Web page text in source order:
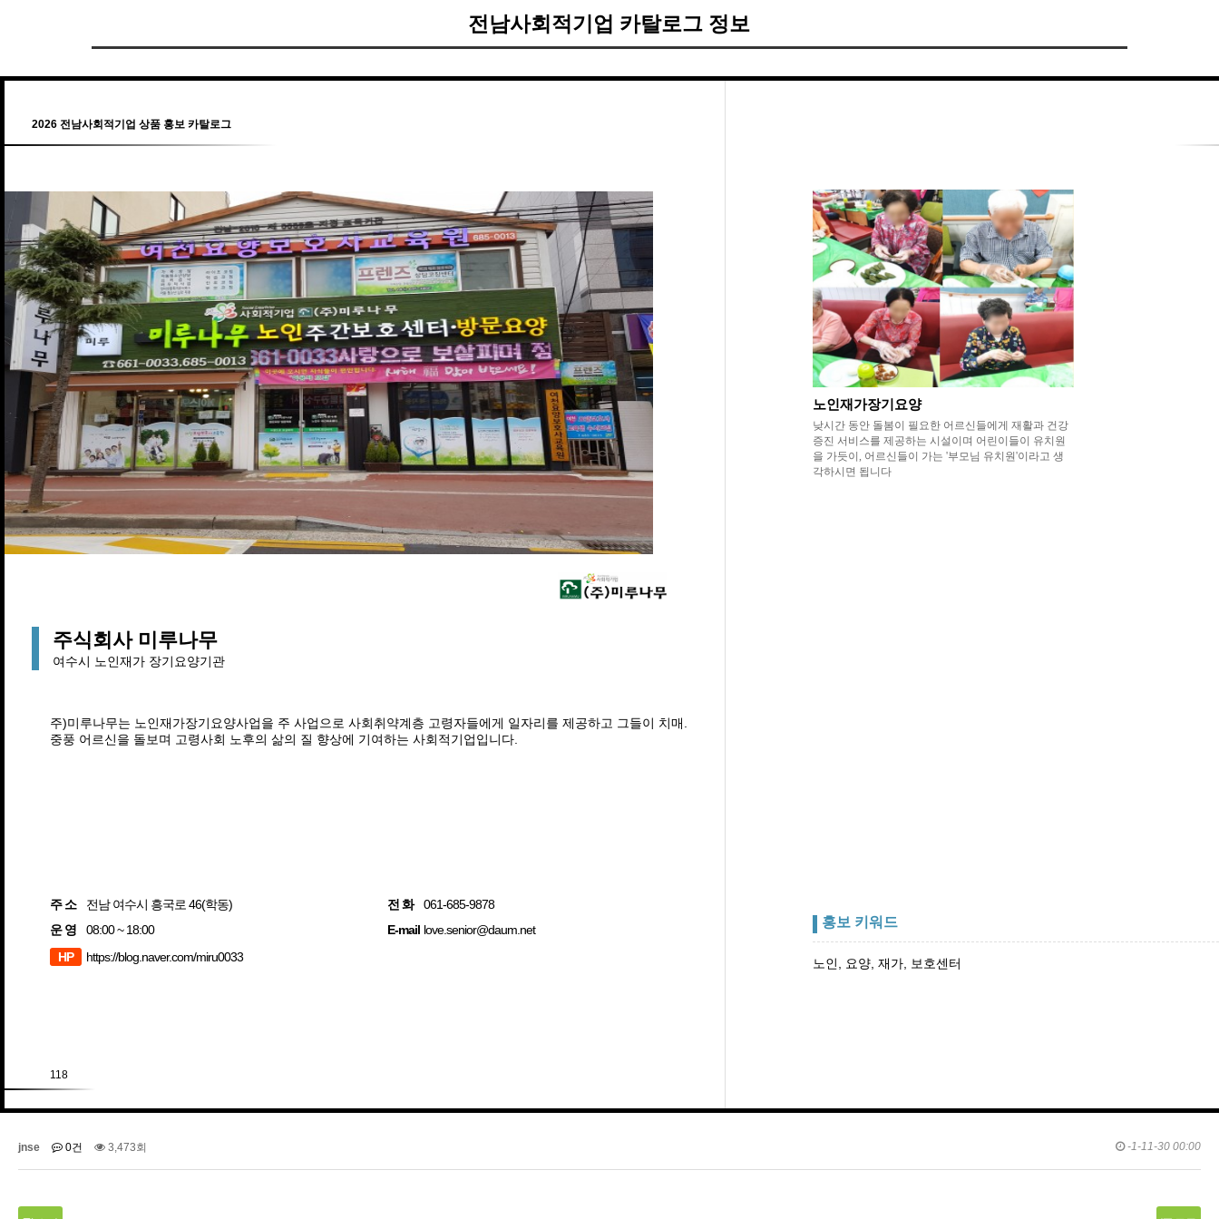
전남사회적기업 카탈로그 정보
2026 전남사회적기업 상품 홍보 카탈로그
주식회사 미루나무
여수시 노인재가 장기요양기관
주)미루나무는 노인재가장기요양사업을 주 사업으로 사회취약계층 고령자들에게 일자리를 제공하고 그들이 치매.
중풍 어르신을 돌보며 고령사회 노후의 삶의 질 향상에 기여하는 사회적기업입니다.
주 소
전남 여수시 흥국로 46(학동)
운 영
08:00 ~ 18:00
HP
https://blog.naver.com/miru0033
전 화
061-685-9878
E-mail love.senior@daum.net
118
노인재가장기요양
낮시간 동안 돌봄이 필요한 어르신 들에게 재활과 건강
증진 서비스를 제공하는 시설이며 어린이들이 유치원
을 가듯이, 어르신들이 가는 '부모님 유치원'이라고 생
각하시면 됩니다
홍보 키워드
노인, 요양, 재가, 보호센터
jnse 0건 3,473회 -1-11-30 00:00